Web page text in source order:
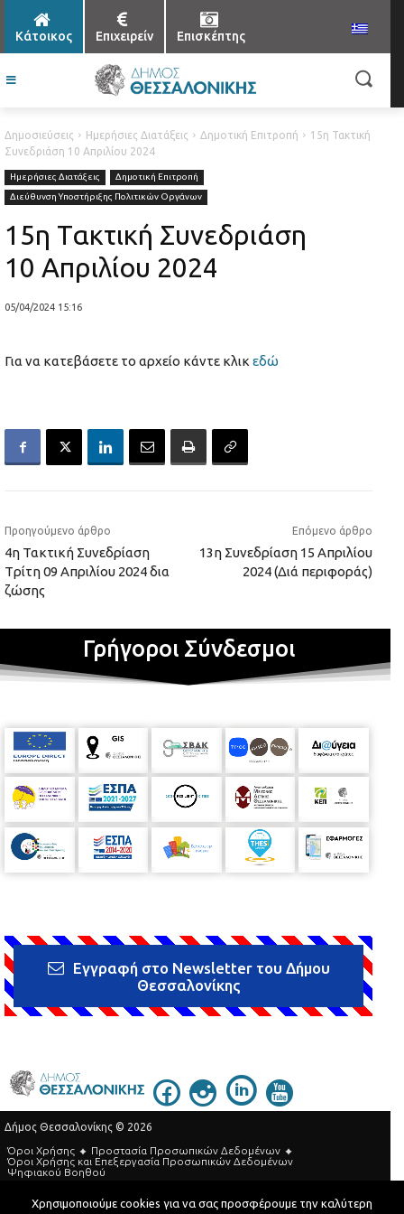
Κάτοικος Επιχειρείν Επισκέπτης
Δημοσιεύσεις Ημερήσιες Διατάξεις Δημοτική Επιτροπή
15η Τακτική
Συνεδριάση 10 Απριλίου 2024
Ημερήσιες Διατάξεις
Δημοτική Επιτροπή
Διεύθυνση Υποστήριξης Πολιτικών Οργάνων
15η Τακτική Συνεδριάση
10 Απριλίου 2024
05/04/2024 15:16
Για να κατεβάσετε το αρχείο κάντε κλικ εδώ
Προηγούμενο άρθρο
4η Τακτική Συνεδρίαση
Tρίτη 09 Απριλίου 2024 δια
ζώσης
Επόμενο άρθρο
13η Συνεδρίαση 15 Απριλίου
2024 (Διά περιφοράς)
Γρήγοροι Σύνδεσμοι
Εγγραφή στο Newsletter του Δήμου
Θεσσαλονίκης
Δήμος Θεσσαλονίκης © 2026
Όροι Χρήσης
Προστασία Προσωπικών Δεδομένων
Όροι Xρήσης και Eπεξεργασία Προσωπικών Δεδομένων
Ψηφιακού Βοηθού
Τηλεφωνικός Κατάλογος
Χρησιμοποιούμε cookies για να σας προσφέρουμε την καλύτερη